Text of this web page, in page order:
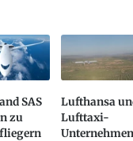
SAS
zu
Lufthansa
Lufttaxi-